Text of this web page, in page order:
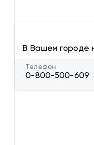
В Вашем городе
Телефон
0-800-500-609